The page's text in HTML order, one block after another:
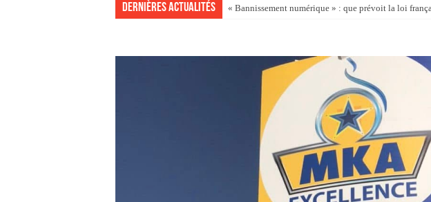
Dernières actualités « Bannissement numérique » : que prévoit la loi